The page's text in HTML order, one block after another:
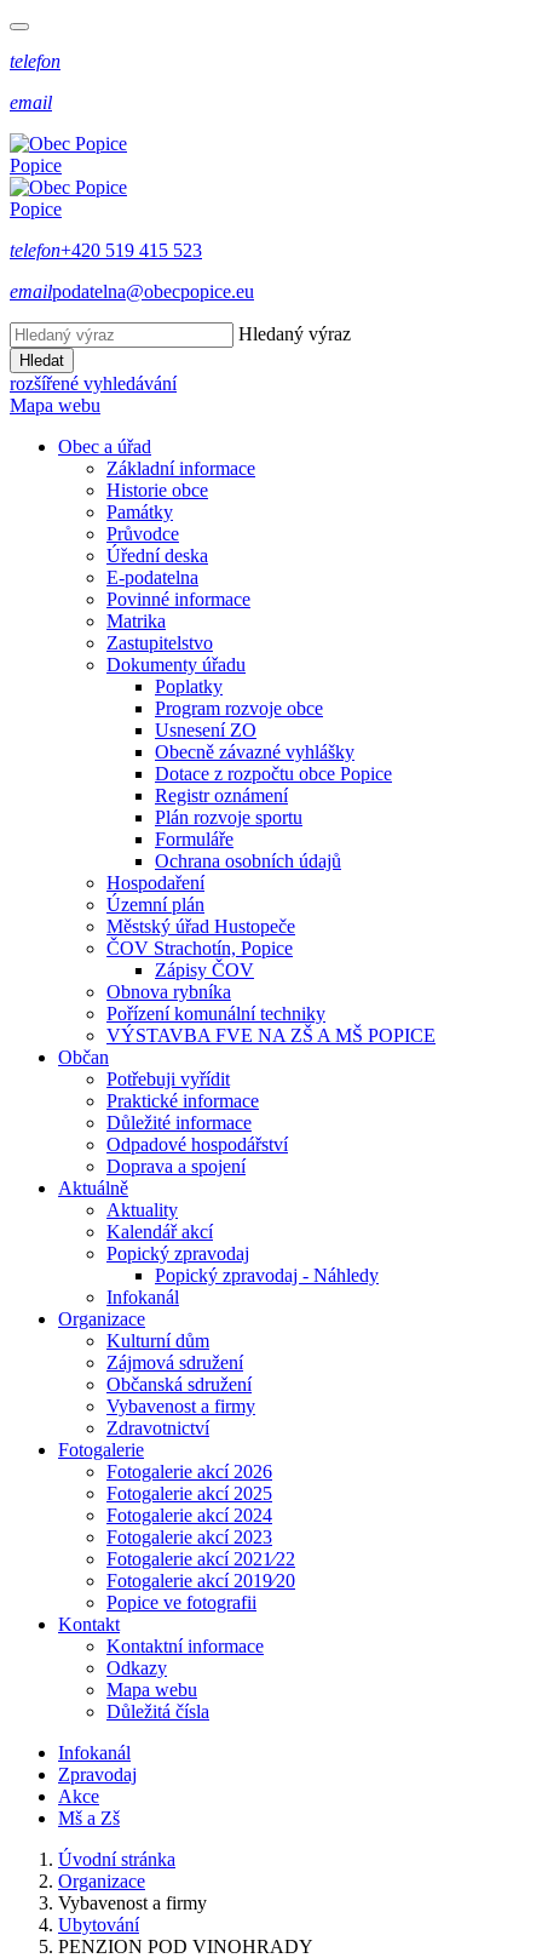
telefon
email
Popice
Popice
telefon+420 519 415 523
emailpodatelna@obecpopice.eu
Hledaný výraz
Hledat
rozšířené vyhledávání
Mapa webu
Obec a úřad
Základní informace
Historie obce
Památky
Průvodce
Úřední deska
E-podatelna
Povinné informace
Matrika
Zastupitelstvo
Dokumenty úřadu
Poplatky
Program rozvoje obce
Usnesení ZO
Obecně závazné vyhlášky
Dotace z rozpočtu obce Popice
Registr oznámení
Plán rozvoje sportu
Formuláře
Ochrana osobních údajů
Hospodaření
Územní plán
Městský úřad Hustopeče
ČOV Strachotín, Popice
Zápisy ČOV
Obnova rybníka
Pořízení komunální techniky
VÝSTAVBA FVE NA ZŠ A MŠ POPICE
Občan
Potřebuji vyřídit
Praktické informace
Důležité informace
Odpadové hospodářství
Doprava a spojení
Aktuálně
Aktuality
Kalendář akcí
Popický zpravodaj
Popický zpravodaj - Náhledy
Infokanál
Organizace
Kulturní dům
Zájmová sdružení
Občanská sdružení
Vybavenost a firmy
Zdravotnictví
Fotogalerie
Fotogalerie akcí 2026
Fotogalerie akcí 2025
Fotogalerie akcí 2024
Fotogalerie akcí 2023
Fotogalerie akcí 2021⁄22
Fotogalerie akcí 2019⁄20
Popice ve fotografii
Kontakt
Kontaktní informace
Odkazy
Mapa webu
Důležitá čísla
Infokanál
Zpravodaj
Akce
Mš a Zš
Úvodní stránka
Organizace
Vybavenost a firmy
Ubytování
PENZION POD VINOHRADY